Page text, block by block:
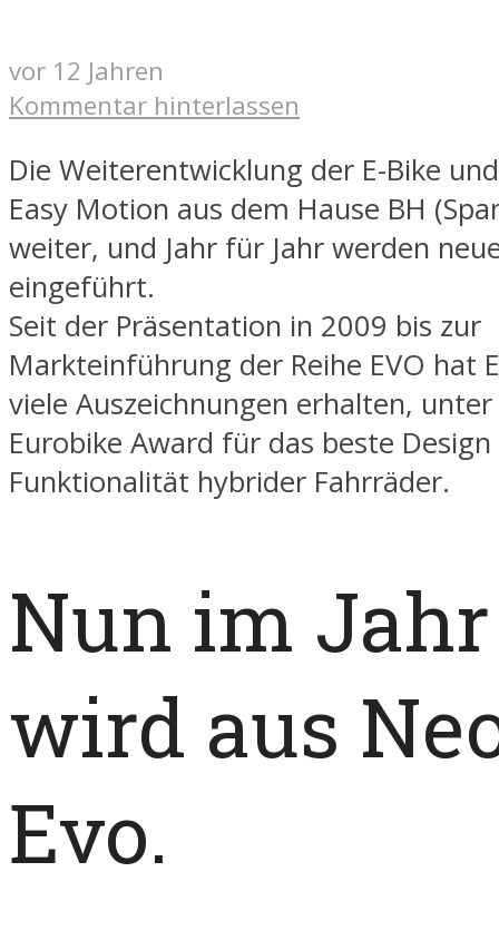
vor 12 Jahren
Kommentar hinterlassen
Die Weiterentwicklung der E-Bike
Easy Motion aus dem Hause BH
weiter, und Jahr für Jahr werden
eingeführt.
Seit der Präsentation in 2009 bis zur
Markteinführung der Reihe EVO hat
viele Auszeichnungen erhalten,
Eurobike Award für das beste
Funktionalität hybrider Fahrräder.
Nun im Jahr
wird aus
Evo.